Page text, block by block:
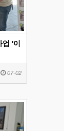
'이
07-02